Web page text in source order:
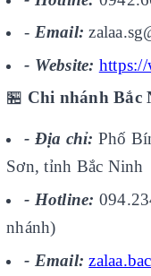
- Email:
- Website:
🏪 Chi nhánh Bắc
- Địa chỉ: Phố
Sơn, tỉnh Bắc Ninh
- Hotline:
nhánh)
- Email: